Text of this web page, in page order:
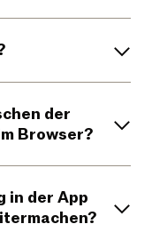
der
Browser?
in der App